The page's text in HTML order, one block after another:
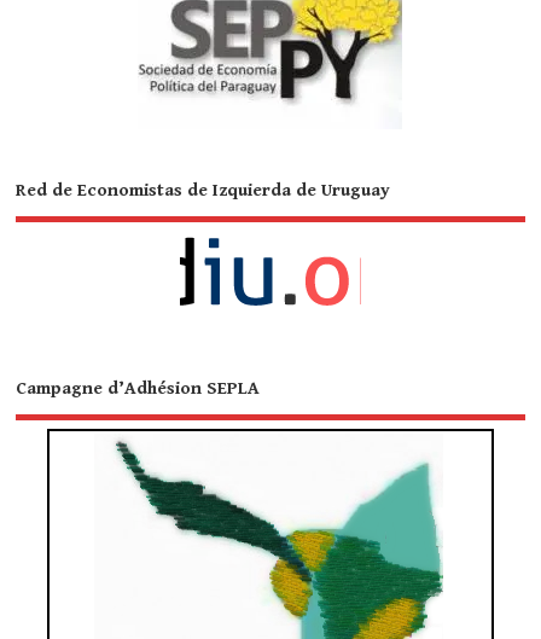
Red de Economistas de Izquierda de Uruguay
Campagne d’Adhésion SEPLA